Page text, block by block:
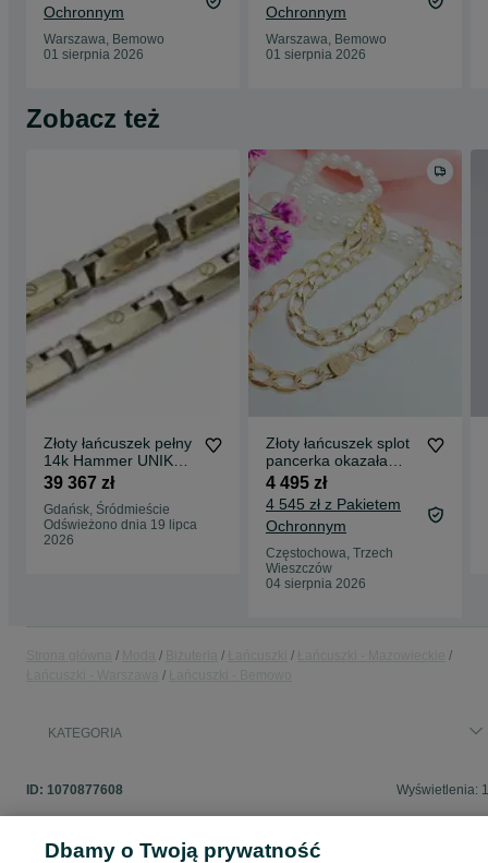
Ochronnym
Warszawa, Bemowo
01 sierpnia 2026
Ochronnym
Warszawa, Bemowo
01 sierpnia 2026
Zobacz też
Złoty łańcuszek pełny
14k Hammer UNIKAT
cc011yw 57,5cm
39 367 zł
Gdańsk, Śródmieście
Odświeżono dnia 19 lipca
2026
Złoty łańcuszek splot
pancerka okazała
płaska złoto próby
585 dł 45 cm
4 495 zł
4 545 zł z Pakietem
Ochronnym
Częstochowa, Trzech
Wieszczów
04 sierpnia 2026
KATEGORIA
ID: 1070877608 Wyświetlenia:
Dbamy o Twoją prywatność